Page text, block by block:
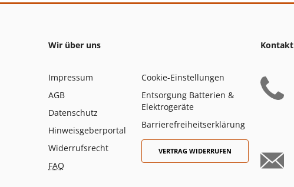
Wir über uns
Impressum
AGB
Datenschutz
Hinweisgeberportal
Widerrufsrecht
FAQ
Cookie-Einstellungen
Entsorgung Batterien &
Elektrogeräte
Barrierefreiheitserklärung
VERTRAG WIDERRUFEN
Kontakt